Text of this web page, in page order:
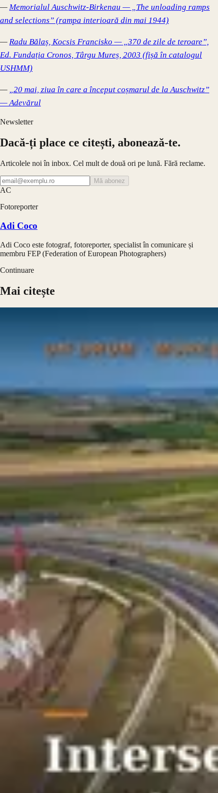
—Memorialul Auschwitz-Birkenau — „The unloading ramps
and selections” (rampa interioară din mai 1944)
—Radu Bălaș, Kocsis Francisko — „370 de zile de teroare”,
Ed. Fundația Cronos, Târgu Mureș, 2003 (fișă în catalogul
USHMM)
— „20 mai, ziua în care a început coșmarul de la Auschwitz”
— Adevărul
Newsletter
Dacă-ți place ce citești, abonează-te.
Articolele noi în inbox. Cel mult de două ori pe lună. Fără reclame.
Mă abonez
AC
Fotoreporter
Adi Coco
Adi Coco este fotograf, fotoreporter, specialist în comunicare și
membru FEP (Federation of European Photographers)
Continuare
Mai citește